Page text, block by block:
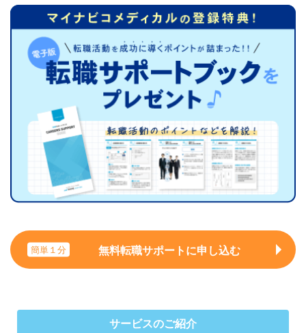
簡単１分 無料転職サポートに申し込む
サービスのご紹介